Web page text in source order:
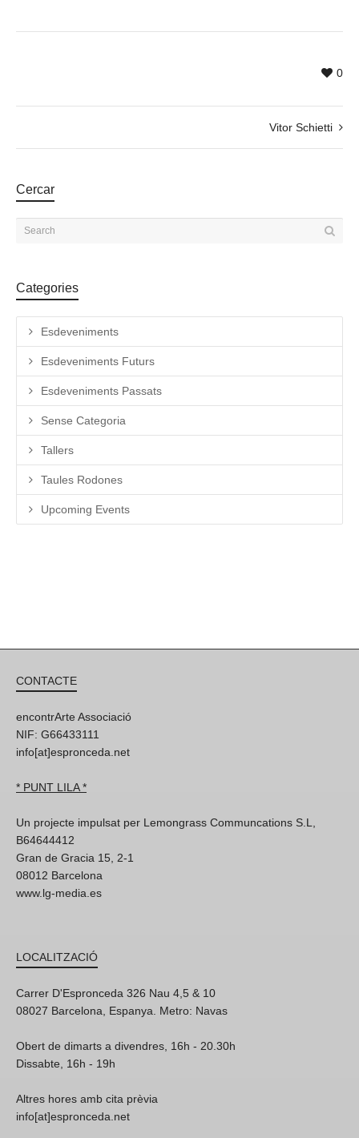
0
Vitor Schietti
Cercar
Categories
Esdeveniments
Esdeveniments Futurs
Esdeveniments Passats
Sense Categoria
Tallers
Taules Rodones
Upcoming Events
CONTACTE
encontrArte Associació
NIF: G66433111
info[at]espronceda.net
* PUNT LILA *
Un projecte impulsat per Lemongrass Communcations S.L,
B64644412
Gran de Gracia 15, 2-1
08012 Barcelona
www.lg-media.es
LOCALITZACIÓ
Carrer D'Espronceda 326 Nau 4,5 & 10
08027 Barcelona, Espanya. Metro: Navas
Obert de dimarts a divendres, 16h - 20.30h
Dissabte, 16h - 19h
Altres hores amb cita prèvia
info[at]espronceda.net